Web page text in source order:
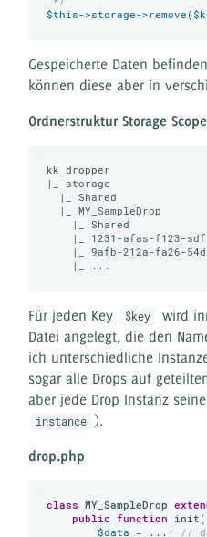
$this->storage->remove (
Gespeicherte Daten
können diese aber in
Ordnerstruktur Storage
kk_dropper
|_ storage
|_ Shared
  |_ MY_SampleDrop
|_ Shared
|_ 1231-afas-f123-
|_ 9afb-212a-fa26-
Für jeden Key $key
wird
Datei angelegt, die den
ich unterschiedliche
sogar alle Drops auf
aber jede Drop Instanz
instance ).
drop.php
class MY_SampleDrop
public
function init
$data = ...; //